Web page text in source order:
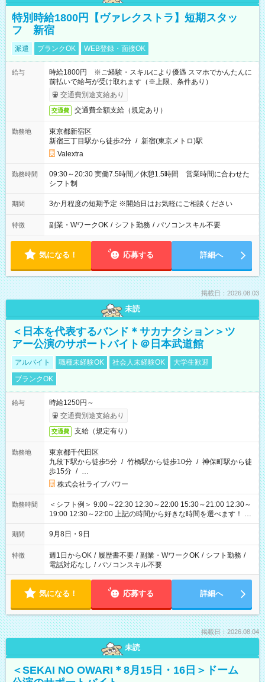
特別時給1800円【ヴァレクストラ】短期スタッ
フ 新宿
派遣 ブランクOK WEB登録・面接OK
給与
時給1800円 ※ご経験・スキルにより優遇 スマホでかんたんに
前払いで給与が受け取れます（※上限、条件あり）
交通費別途支給あり
交通費 交通費全額支給（規定あり）
勤務地
東京都新宿区
新宿三丁目駅から徒歩2分 / 新宿(東京メトロ)駅
Valextra
勤務時間
09:30～20:30 実働7.5時間／休憩1.5時間 営業時間に合わせた
シフト制
期間 3か月程度の短期予定 ※開始日はお気軽にご相談ください
特徴 副業・WワークOK / シフト勤務 / パソコンスキル不要
気になる！ 応募する 詳細へ
掲載日：2026.08.03
未読
＜日本を代表するバンド＊サカナクション＞ツ
アー公演のサポートバイト＠日本武道館
アルバイト 職種未経験OK 社会人未経験OK
大学生歓迎
ブランクOK
給与
時給1250円～
交通費別途支給あり
交通費 支給（規定有り）
勤務地
東京都千代田区
九段下駅から徒歩5分 / 竹橋駅から徒歩10分 / 神保町駅から徒
歩15分 / …
株式会社ライブパワー
勤務時間
＜シフト例＞ 9:00～22:30 12:30～22:00 15:30～21:00 12:30～
19:00 12:30～22:00 上記の時間から好きな時間を選べます！ ※
時間は変更となる可能性があります
期間 9月8日・9日
特徴 週1日からOK / 履歴書不要 / 副業・WワークOK / シフト勤務 /
電話対応なし / パソコンスキル不要
気になる！ 応募する 詳細へ
掲載日：2026.08.04
未読
＜SEKAI NO OWARI＊8月15日・16日＞ドーム